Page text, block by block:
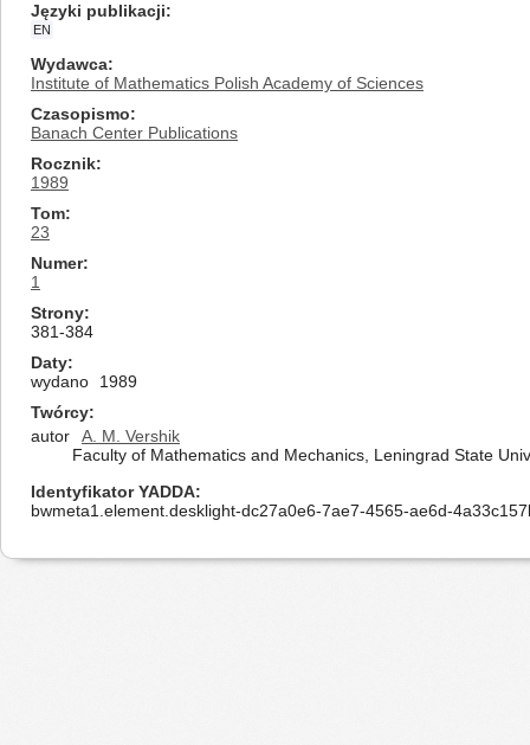
Języki publikacji
EN
Wydawca
Institute of Mathematics Polish Academy of Sciences
Czasopismo
Banach Center Publications
Rocznik
1989
Tom
23
Numer
1
Strony
381-384
Daty
wydano
1989
Twórcy
autor
A. M. Vershik
Faculty of Mathematics and Mechanics, Leningrad State
Identyfikator YADDA
bwmeta1.element.desklight-dc27a0e6-7ae7-4565-ae6d-